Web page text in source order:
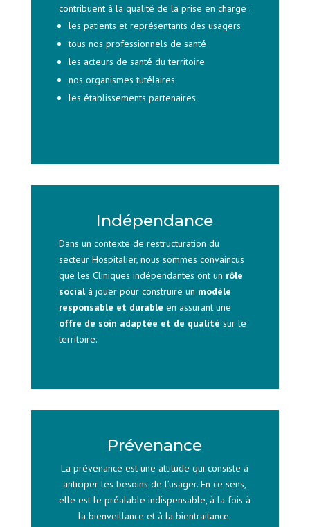
contribuent à la qualité de la prise en charge :
les patients et représentants des usagers
tous nos professionnels de santé
les acteurs de santé du territoire
nos organismes tutélaires
les établissements partenaires
Indépendance
Dans un contexte de restructuration du
secteur Hospitalier, nous sommes convaincus
que les Cliniques indépendantes ont un rôle
socialà jouer pour construire un modèle
responsable et durable en assurant une
offre de soin adaptée et de qualité sur le
territoire.
Prévenance
La prévenance est une attitude qui consiste à
anticiper les besoins de l’usager. En ce sens,
elle est le préalable indispensable, à la fois à
la bienveillance et à la bientraitance.